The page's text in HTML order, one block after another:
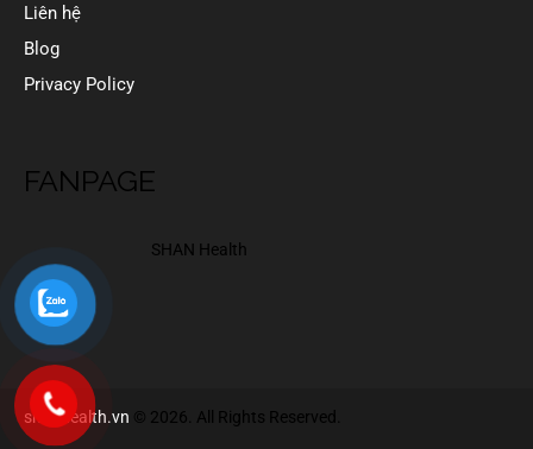
Liên hệ
Blog
Privacy Policy
FANPAGE
SHAN Health
shanhealth.vn © 2026. All Rights Reserved.